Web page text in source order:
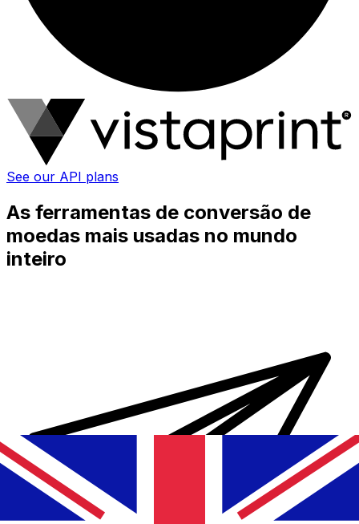
See our API plans
As ferramentas de conversão de
moedas mais usadas no mundo
inteiro